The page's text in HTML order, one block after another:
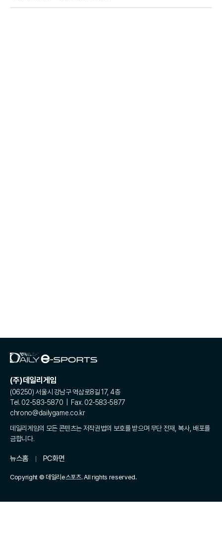
(주)데일리게임
(06250) 서울시 강남구 역삼로8길 17, 4층
Tel. 02-583-5870 | Fax. 02-583-5877
chrono@dailygame.co.kr
데일리게임의 모든 콘텐츠는 저작권법의 보호를 받으며 무단 전재, 복사, 배포를
금합니다.
뉴스홈 PC화면
Copyright © 데일리e스포츠. All rights reserved.